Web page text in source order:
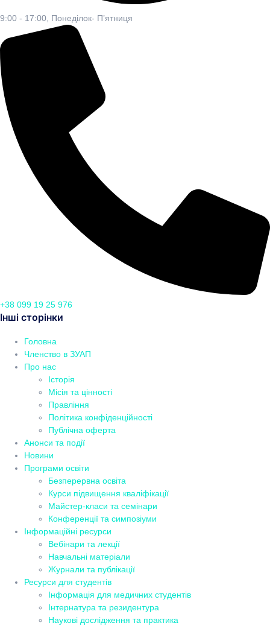
9:00 - 17:00, Понеділок- П’ятниця
+38 099 19 25 976
Інші сторінки
Головна
Членство в ЗУАП
Про нас
Історія
Місія та цінності
Правління
Політика конфіденційності
Публічна оферта
Анонси та події
Новини
Програми освіти
Безперервна освіта
Курси підвищення кваліфікації
Майстер-класи та семінари
Конференції та симпозіуми
Інформаційні ресурси
Вебінари та лекції
Навчальні матеріали
Журнали та публікації
Ресурси для студентів
Інформація для медичних студентів
Інтернатура та резидентура
Наукові дослідження та практика